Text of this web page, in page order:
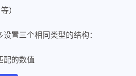
）
置三个相同类型的结构：
配的数值